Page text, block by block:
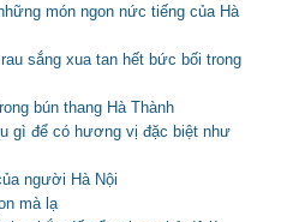
món ngon nức tiếng của Hà
sắng xua tan hết bức bối trong
bún thang Hà Thành
gì để có hương vị đặc biệt như
người Hà Nội
mà lạ